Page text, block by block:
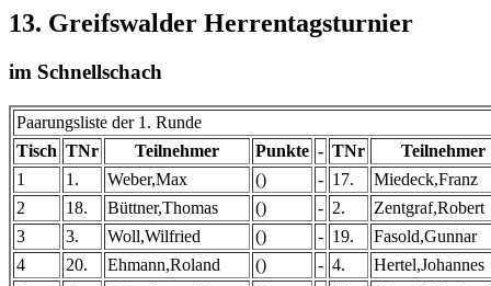
13. Greifswalder Herrentagsturnier
im Schnellschach
Paarungsliste der 1. Runde
Tisch TNr Teilnehmer Punkte - TNr
Teilnehmer
1
1. Weber,Max () - 17.
Miedeck,Franz
2
18. Büttner,Thomas () - 2.
Zentgraf,Robert
3
3. Woll,Wilfried () - 19.
Fasold,Gunnar
4
20. Ehmann,Roland () - 4.
Hertel,Johannes